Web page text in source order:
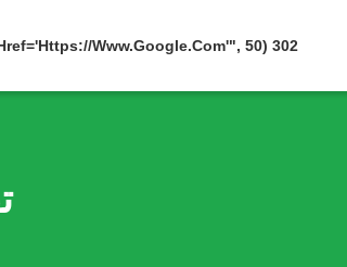
302 SetTimeout("javascript:location.href='https://www.google.com'", 50);